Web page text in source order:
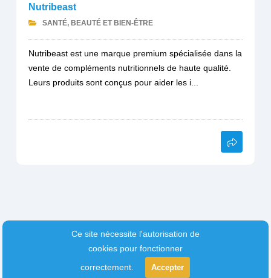
Nutribeast
SANTÉ, BEAUTÉ ET BIEN-ÊTRE
Nutribeast est une marque premium spécialisée dans la
vente de compléments nutritionnels de haute qualité.
Leurs produits sont conçus pour aider les i...
Ce site nécessite l'autorisation de
cookies pour fonctionner
correctement.
Accepter